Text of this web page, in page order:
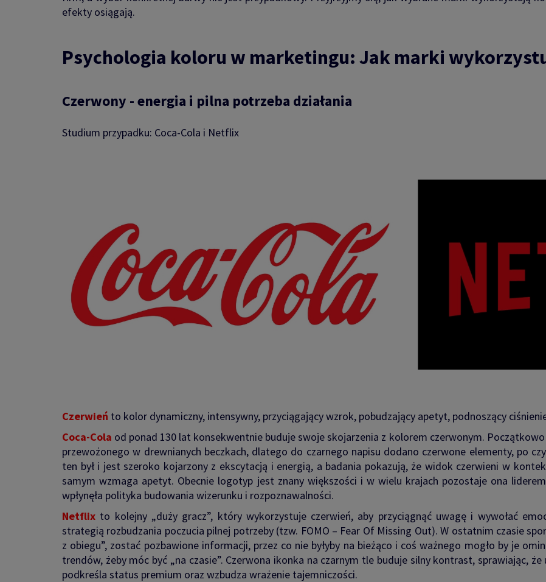
efekty osiągają.
Psychologia koloru w marketingu: Jak marki
Czerwony - energia i pilna potrzeba działania
Studium przypadku: Coca-Cola i Netflix
Czerwień to kolor dynamiczny, intensywny, przyciągający wzrok, pobudzający apetyt, podnoszący
Coca-Cola od ponad 130 lat konsekwentnie buduje swoje skojarzenia z kolorem czerwonym.
przewożonego w drewnianych beczkach, dlatego do czarnego napisu dodano czerwone elementy, po
ten był i jest szeroko kojarzony z ekscytacją i energią, a badania pokazują, że widok czerwieni w
samym wzmaga apetyt. Obecnie logotyp jest znany większości i w wielu krajach pozostaje ona
wpłynęła polityka budowania wizerunku i rozpoznawalności.
Netflix to kolejny „duży gracz”, który wykorzystuje czerwień, aby przyciągnąć uwagę i wywołać
strategią rozbudzania poczucia pilnej potrzeby (tzw. FOMO – Fear Of Missing Out). W ostatnim czasie
z obiegu”, zostać pozbawione informacji, przez co nie byłyby na bieżąco i coś ważnego mogło by je
trendów, żeby móc być „na czasie”. Czerwona ikonka na czarnym tle buduje silny kontrast, sprawiając,
podkreśla status premium oraz wzbudza wrażenie tajemniczości.